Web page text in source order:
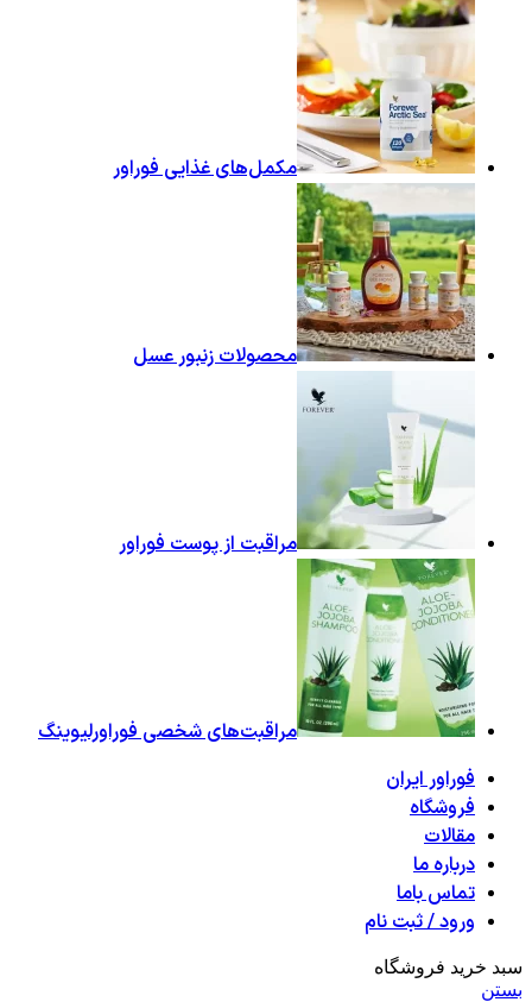
مکمل‌های غذایی فوراور
محصولات زنبور عسل
مراقبت از پوست فوراور
مراقبت‌های شخصی فوراورلیوینگ
فوراور ایران
فروشگاه
مقالات
درباره ما
تماس باما
ورود / ثبت نام
سبد خرید فروشگاه
بستن